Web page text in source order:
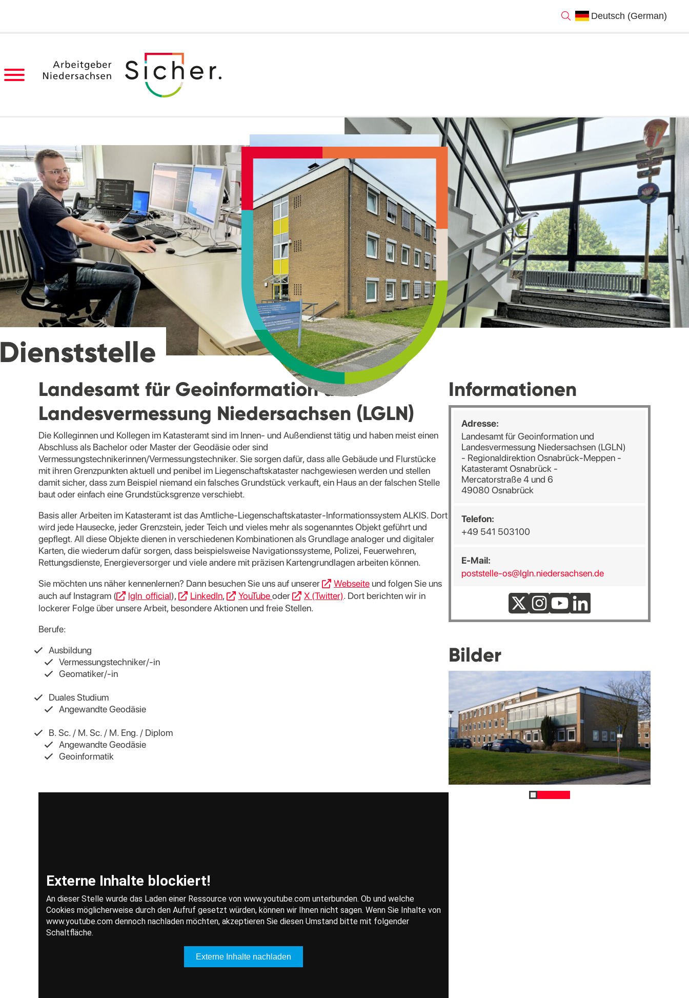
Landesamt für Geoinformation und
Landesvermessung Niedersachsen (LGLN)
Die Kolleginnen und Kollegen im Katasteramt sind im Innen- und Außendienst tätig und haben meist einen
Abschluss als Bachelor oder Master der Geodäsie oder sind
Vermessungstechnikerinnen/Vermessungstechniker. Sie sorgen dafür, dass alle Gebäude und Flurstücke
mit ihren Grenzpunkten aktuell und penibel im Liegenschaftskataster nachgewiesen werden und stellen
damit sicher, dass zum Beispiel niemand ein falsches Grundstück verkauft, ein Haus an der falschen Stelle
baut oder einfach eine Grundstücksgrenze verschiebt.
Basis aller Arbeiten im Katasteramt ist das Amtliche-Liegenschaftskataster-Informationssystem ALKIS. Dort
wird jede Hausecke, jeder Grenzstein, jeder Teich und vieles mehr als sogenanntes Objekt geführt und
gepflegt. All diese Objekte dienen in verschiedenen Kombinationen als Grundlage analoger und digitaler
Karten, die wiederum dafür sorgen, dass beispielsweise Navigationssysteme, Polizei, Feuerwehren,
Rettungsdienste, Energieversorger und viele andere mit präzisen Kartengrundlagen arbeiten können.
Sie möchten uns näher kennenlernen? Dann besuchen Sie uns auf unserer
Webseite und folgen Sie uns
auch auf Instagram (
lgln_official), LinkedIn, YouTubeoder X (Twitter). Dort berichten wir in
lockerer Folge über unsere Arbeit, besondere Aktionen und freie Stellen.
Berufe:
Ausbildung
Vermessungstechniker/-in
Geomatiker/-in
Duales Studium
Angewandte Geodäsie
B. Sc. / M. Sc. / M. Eng. / Diplom
Angewandte Geodäsie
Geoinformatik
Informationen
Adresse:
Landesamt für Geoinformation und
Landesvermessung Niedersachsen (LGLN)
- Regionaldirektion Osnabrück-Meppen -
Katasteramt Osnabrück -
Mercatorstraße 4 und 6
49080 Osnabrück
Telefon:
+49 541 503100
E-Mail:
poststelle-os@lgln.niedersachsen.de
Bilder